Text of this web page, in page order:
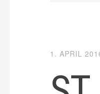
1. APRIL